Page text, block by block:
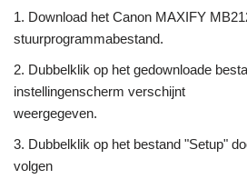
1. Download het Canon MAXIFY
stuurprogrammabestand.
2. Dubbelklik op het gedownloade
instellingenscherm verschijnt
weergegeven.
3. Dubbelklik op het bestand "Setup"
volgen